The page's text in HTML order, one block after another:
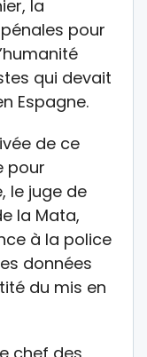
la
pour
qui devait
Espagne.
de ce
pour
le juge de
la Mata,
à la police
données
du mis en